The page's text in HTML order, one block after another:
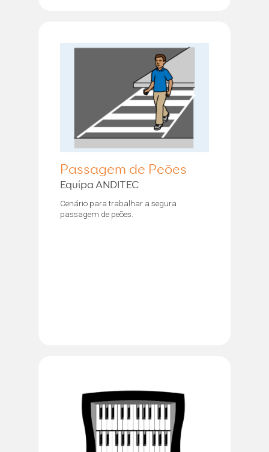
Passagem de Peões
Equipa ANDITEC
Cenário para trabalhar a segura
passagem de peões.